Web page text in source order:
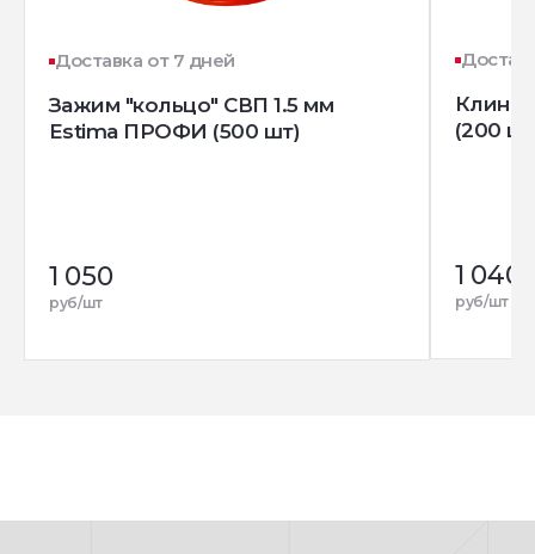
Доставка от 7 дней
Зажим "кольцо" СВП 1.5 мм
Estima ПРОФИ (500 шт)
1 050
руб/шт
Клин
(200
1 040
руб/шт